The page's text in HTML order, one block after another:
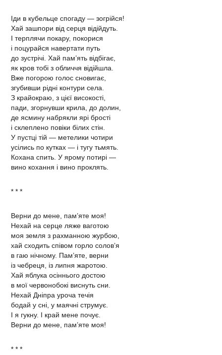
Іди в кубельце спогаду — зогрійся!
Хай зашпори від серця відійдуть.
І терплячи покару, покорися
і поцурайся навертати путь
до зустрічі. Хай пам’ять відбігає,
як кров тобі з обличчя відійшла.
Вже погорою голос сновигає,
згубивши рідні контури села.
З крайокраю, з цієї високості,
пади, згорнувши крила, до долин,
де ясмину набрякли ярі брості
і склеплено повіки білих стін.
У пустці тій — метелики чотири
усілись по кутках — і тугу тьмять.
Кохана спить. У ярому потирі —
вино кохання і вино проклять.
* * *
Верни до мене, пам’яте моя!
Нехай на серце ляже ваготою
моя земля з рахманною журбою,
хай сходить співом горло солов’я
в гаю нічному. Пам’яте, верни
із чебреця, із липня жаротою.
Хай яблука осіннього достою
в мої червонобокі виснуть сни.
Нехай Дніпра уроча течія
бодай у сні, у маячні струмує.
І я гукну. І край мене почує.
Верни до мене, пам’яте моя!
* * *